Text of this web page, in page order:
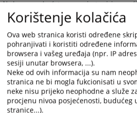
Nadamo se da ćete na ovoj stranici
zainteresovani.
Bosne i Hercegovine sa javnošću, predstavlja
želje da rad ovog Tužilaštva učinimo
realizaciju strateškog cilja koji smo
javnošću sa željom da dostupnost
zakon dozvoljava, bude način građenja
jačanja povjerenja javnosti u rad ovog
Bićemo vam veoma zahvalni za sve
Korištenje kolačića
Ova web stranica koristi određene
pohranjivati i koristiti određene
browsera i vašeg uređaja (npr. IP
sesiji unutar browsera, ...).
Neke od ovih informacija su nam
stranica ne bi mogla fukcionisati u
neke nisu prijeko neophodne a služe
procjenu nivoa posjećenosti, budućeg
stranice...).